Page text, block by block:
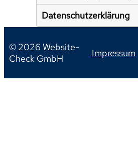
Datenschutzerklärung
© 2026 Website-
Check GmbH
Impressum